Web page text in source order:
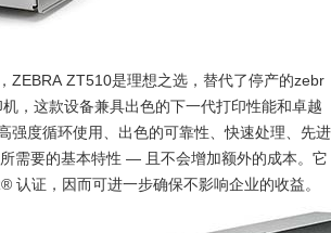
ZEBRA ZT510是理想之选，替代了停产的zebr
，这款设备兼具出色的下一代打印性能和卓越
强度循环使用、出色的可靠性、快速处理、先进
需要的基本特性 — 且不会增加额外的成本。它
认证，因而可进一步确保不影响企业的收益。